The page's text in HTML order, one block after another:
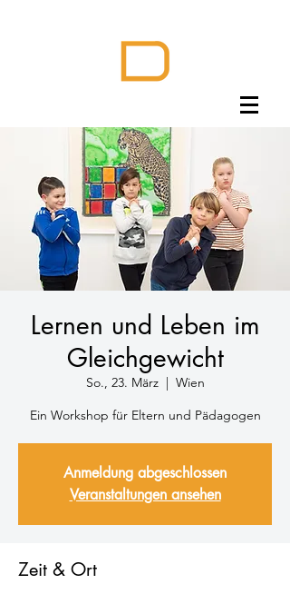
Lernen und Leben im
Gleichgewicht
So., 23. März
  |
Wien
Ein Workshop für Eltern und Pädagogen
Anmeldung abgeschlossen
Veranstaltungen ansehen
Zeit & Ort